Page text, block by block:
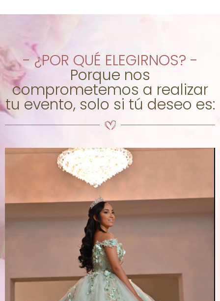
- ¿POR QUÉ ELEGIRNOS? -
Porque nos
comprometemos a realizar
tu evento, solo si tú deseo es: